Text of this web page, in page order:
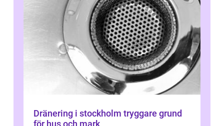
Dränering i stockholm tryggare grund
för hus och mark